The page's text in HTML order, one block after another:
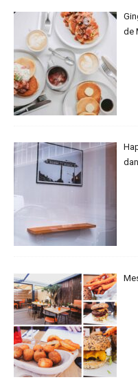
de